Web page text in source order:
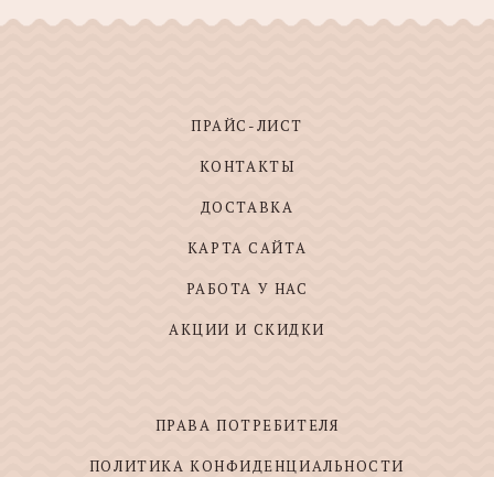
ПРАЙС-ЛИСТ
КОНТАКТЫ
ДОСТАВКА
КАРТА САЙТА
РАБОТА У НАС
АКЦИИ И СКИДКИ
ПРАВА ПОТРЕБИТЕЛЯ
ПОЛИТИКА КОНФИДЕНЦИАЛЬНОСТИ